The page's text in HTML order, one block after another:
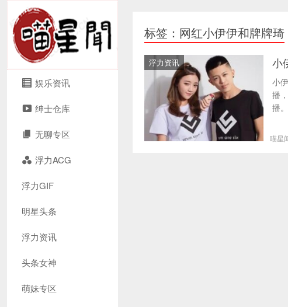
娱乐资讯
绅士仓库
无聊专区
浮力ACG
浮力GIF
明星头条
浮力资讯
头条女神
萌妹专区
标签：网红小伊伊和牌牌琦
浮力资讯 小
小
播
播
喵星